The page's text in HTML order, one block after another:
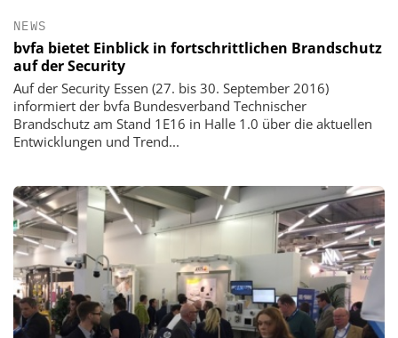
NEWS
bvfa bietet Einblick in fortschrittlichen Brandschutz
auf der Security
Auf der Security Essen (27. bis 30. September 2016)
informiert der bvfa Bundesverband Technischer
Brandschutz am Stand 1E16 in Halle 1.0 über die aktuellen
Entwicklungen und Trend...